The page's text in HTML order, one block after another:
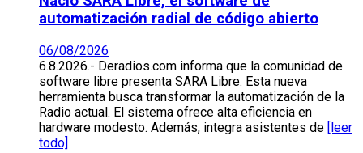
automatización radial de código abierto
06/08/2026
6.8.2026.- Deradios.com informa que la comunidad de
software libre presenta SARA Libre. Esta nueva
herramienta busca transformar la automatización de la
Radio actual. El sistema ofrece alta eficiencia en
hardware modesto. Además, integra asistentes de [leer
todo]